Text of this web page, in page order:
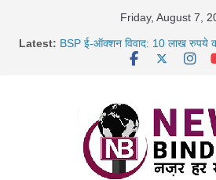
Friday, August 7,
Latest: BSP ई-ऑक्शन विवाद: 10 लाख रुपये
साइबर ठगी पर दुर्ग पुलिस का बड़ा
गिरफ्तार